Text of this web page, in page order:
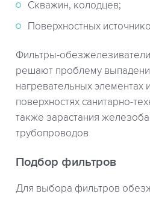
Скважин, колодцев;
Поверхностных
Фильтры-
решают проблему
нагревательных элементах
поверхностях санитарно-
также зарастания
трубопроводов
Подбор фильтров
Для выбора фильтров